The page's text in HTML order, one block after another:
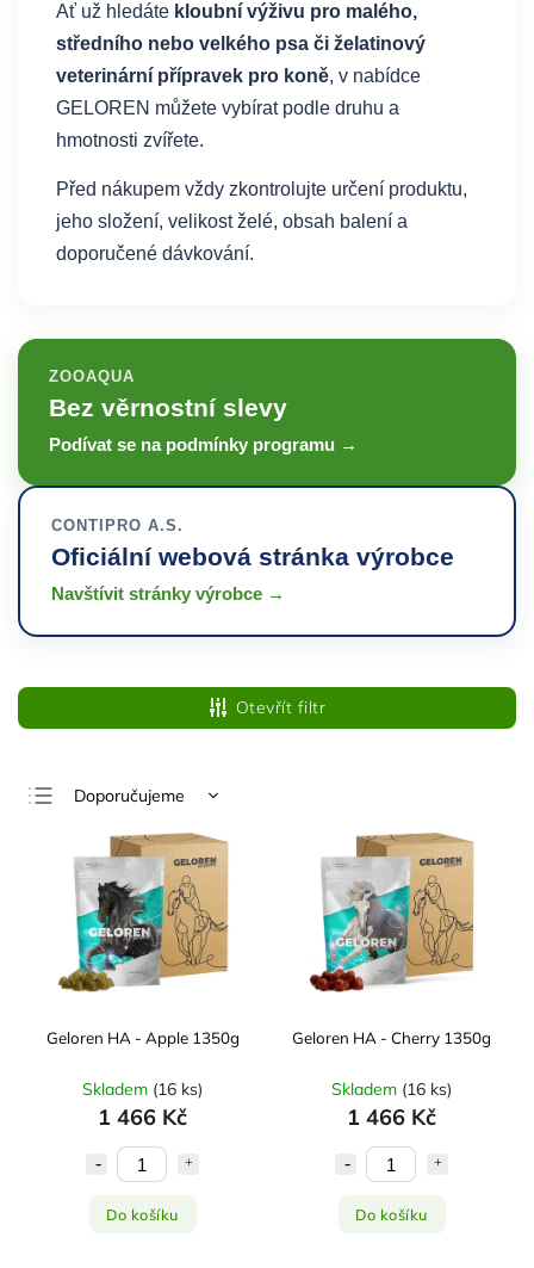
Ať už hledáte kloubní výživu pro malého,
středního nebo velkého psa či želatinový
veterinární přípravek pro koně, v nabídce
GELOREN můžete vybírat podle druhu a
hmotnosti zvířete.
Před nákupem vždy zkontrolujte určení produktu,
jeho složení, velikost želé, obsah balení a
doporučené dávkování.
ZOOAQUA
Bez věrnostní slevy
Podívat se na podmínky programu →
CONTIPRO A.S.
Oficiální webová stránka výrobce
Navštívit stránky výrobce →
Otevřít filtr
Doporučujeme
Nejlevnější
Nejdražší
Nejprodávanější
Abecedně
Geloren HA - Apple 1350g
Skladem (16 ks)
1 466 Kč
Do košíku
Geloren HA - Cherry 1350g
Skladem (16 ks)
1 466 Kč
Do košíku